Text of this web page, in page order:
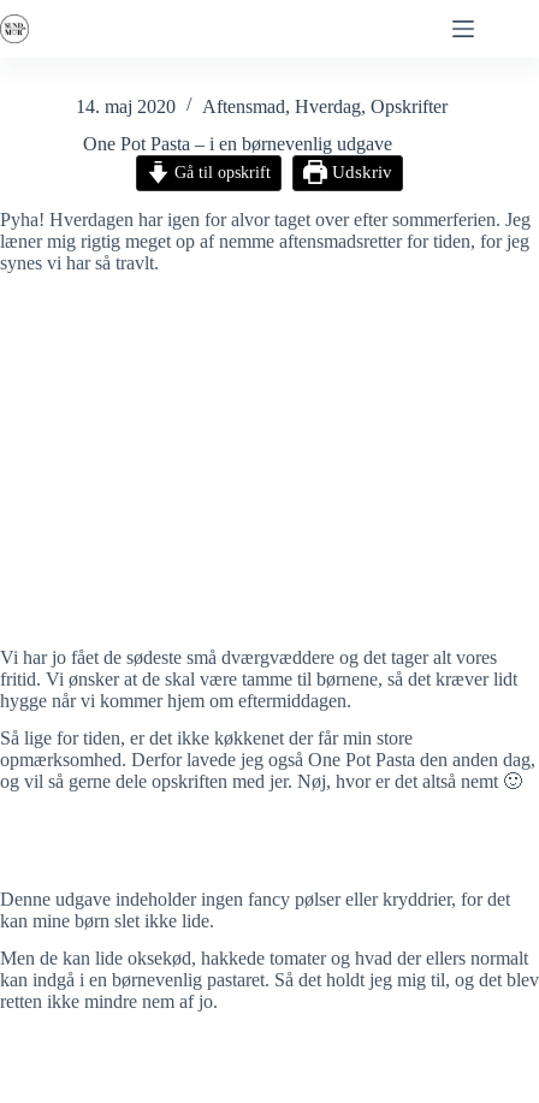
til
14. maj 2020 Aftensmad, Hverdag, Opskrifter
One Pot Pasta – i en børnevenlig udgave
Gå til opskrift Udskriv
Pyha! Hverdagen har igen for alvor taget over efter sommerferien. Jeg
læner mig rigtig meget op af nemme aftensmadsretter for tiden, for jeg
synes vi har så travlt.
Vi har jo fået de sødeste små dværgvæddere og det tager alt vores
fritid. Vi ønsker at de skal være tamme til børnene, så det kræver lidt
hygge når vi kommer hjem om eftermiddagen.
Så lige for tiden, er det ikke køkkenet der får min store
opmærksomhed. Derfor lavede jeg også One Pot Pasta den anden dag,
og vil så gerne dele opskriften med jer. Nøj, hvor er det altså nemt 🙂
Denne udgave indeholder ingen fancy pølser eller kryddrier, for det
kan mine børn slet ikke lide.
Men de kan lide oksekød, hakkede tomater og hvad der ellers normalt
kan indgå i en børnevenlig pastaret. Så det holdt jeg mig til, og det blev
retten ikke mindre nem af jo.